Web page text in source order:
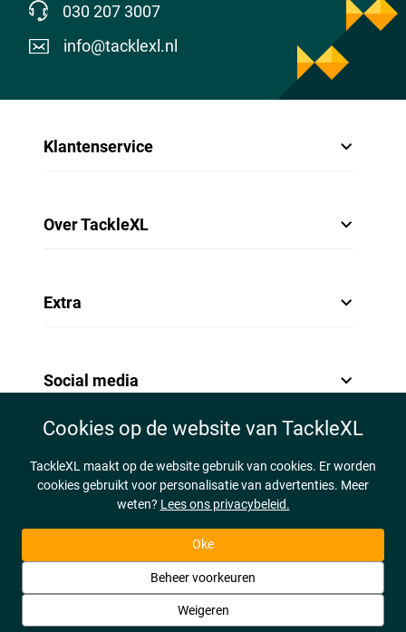
030 207 3007
info@tacklexl.nl
Klantenservice
Over TackleXL
Extra
Social media
Cookies op de website van TackleXL
TackleXL maakt op de website gebruik van cookies. Er worden
cookies gebruikt voor personalisatie van advertenties. Meer
weten? Lees ons privacybeleid.
Oke
Beheer voorkeuren
Weigeren